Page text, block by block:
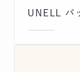
UNELL パ